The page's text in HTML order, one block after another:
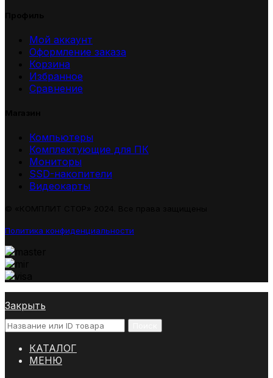
Мой аккаунт
Оформление заказа
Корзина
Избранное
Сравнение
Компьютеры
Комплектующие для ПК
Мониторы
SSD-накопители
Видеокарты
Политика конфиденциальности
Закрыть
КАТАЛОГ
МЕНЮ